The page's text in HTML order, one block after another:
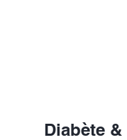
Diabète